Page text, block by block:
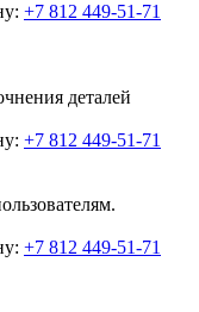
+7 812 449-51-71
деталей
+7 812 449-51-71
+7 812 449-51-71